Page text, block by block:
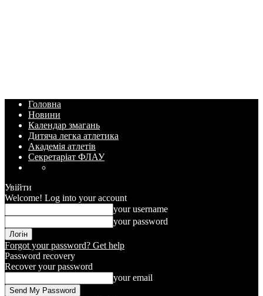
Головна
Новини
Календар змагань
Дитяча легка атлетика
Академія атлетів
Секретаріат ФЛАУ
Увійти
Welcome! Log into your account
your username
your password
Forgot your password? Get help
Password recovery
Recover your password
your email